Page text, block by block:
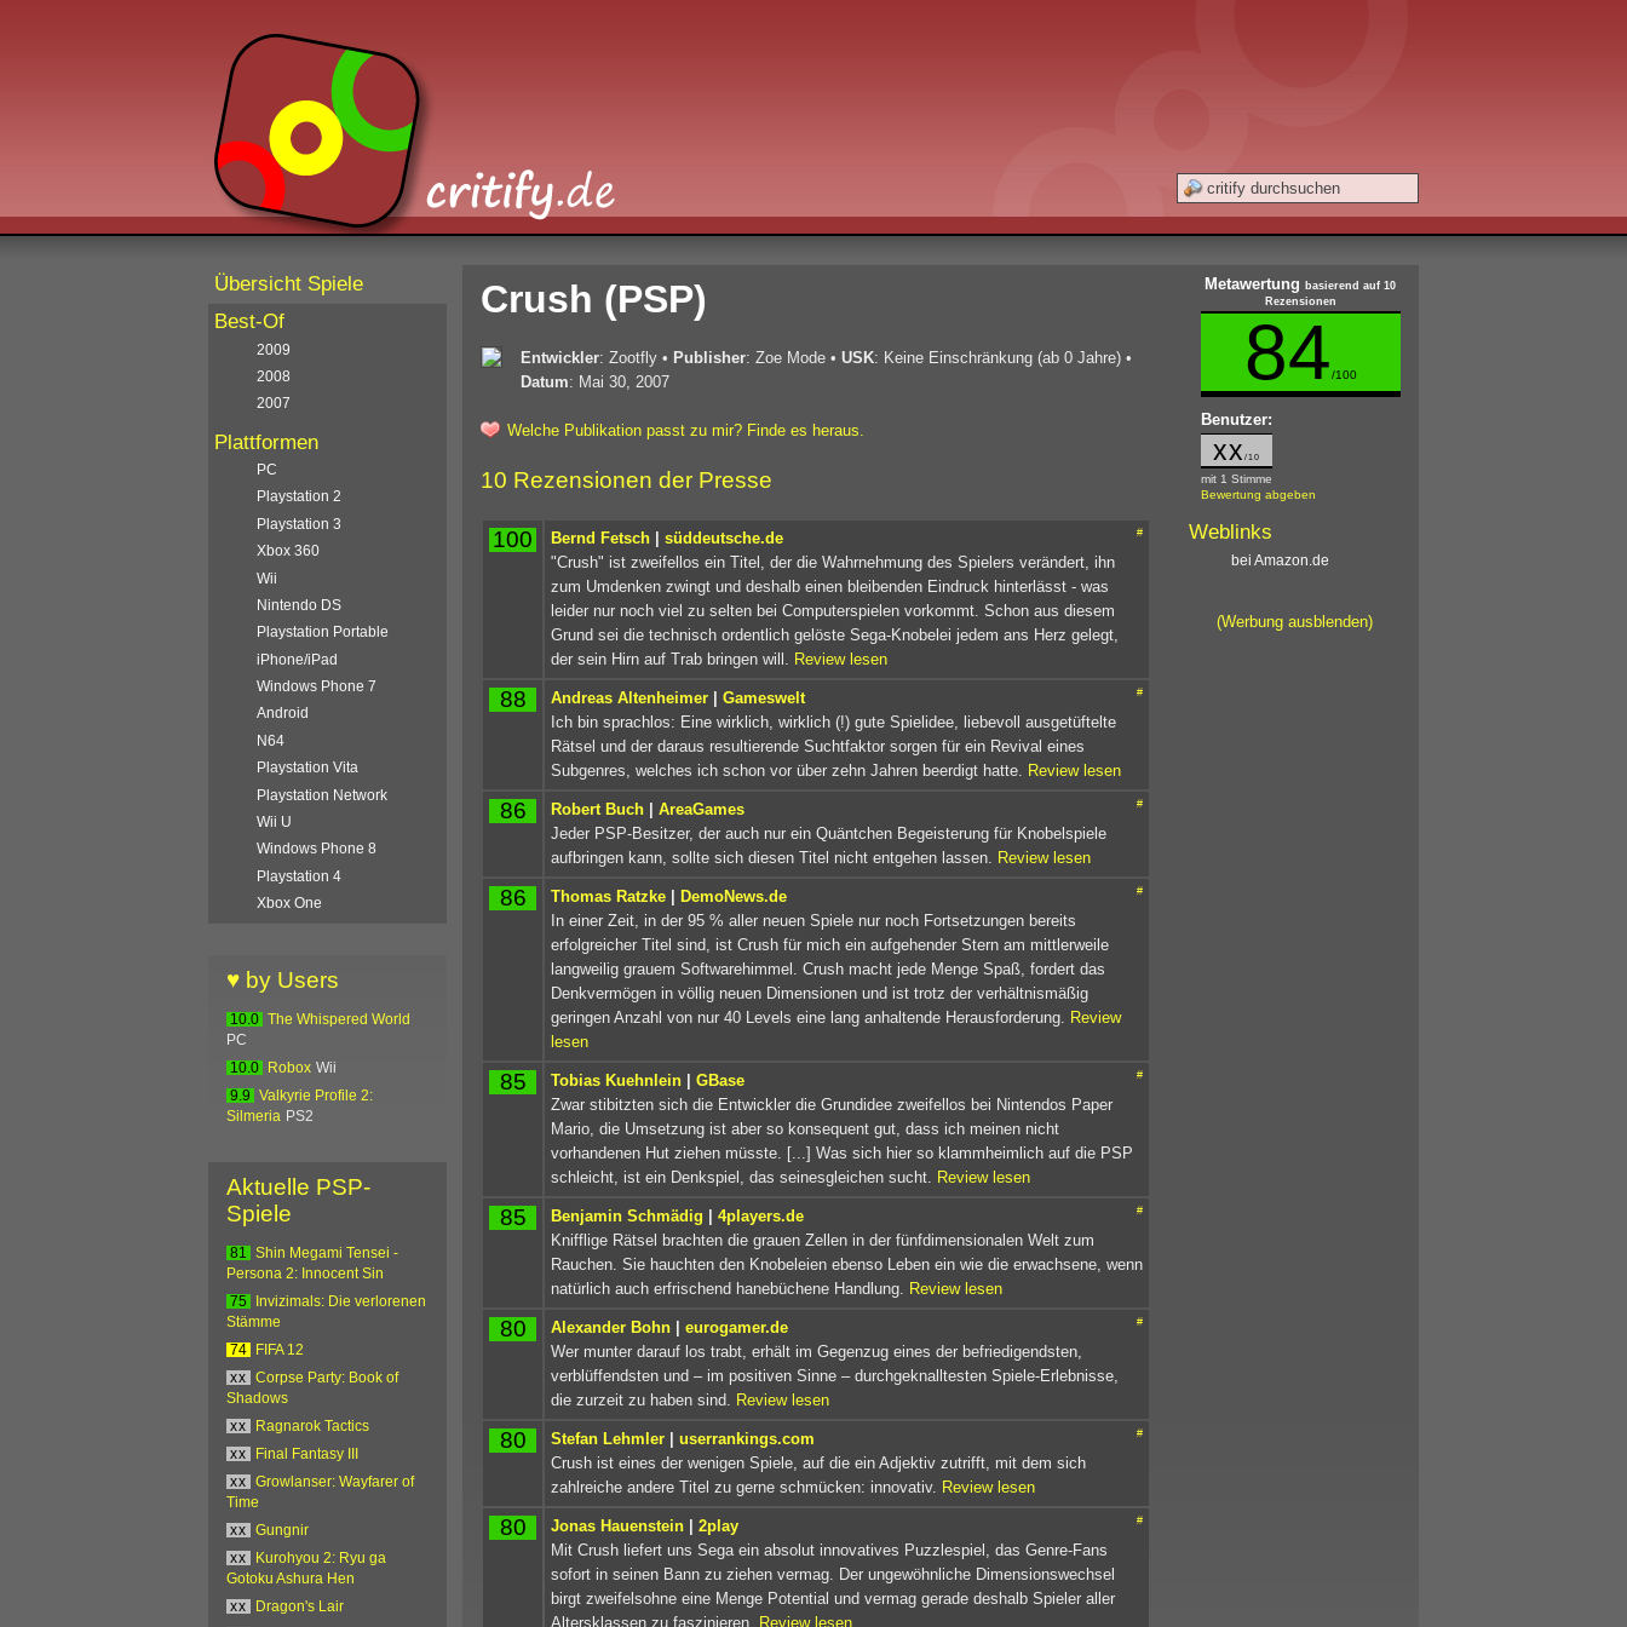
Crush (PSP)
Entwickler: Zootfly • Publisher: Zoe Mode • USK: Keine Einschränkung (ab 0 Jahre) •
Datum: Mai 30, 2007
Welche Publikation passt zu mir? Finde es heraus.
10 Rezensionen der Presse
100 #
Bernd Fetsch | süddeutsche.de
"Crush" ist zweifellos ein Titel, der die Wahrnehmung des Spielers verändert, ihn
zum Umdenken zwingt und deshalb einen bleibenden Eindruck hinterlässt - was
leider nur noch viel zu selten bei Computerspielen vorkommt. Schon aus diesem
Grund sei die technisch ordentlich gelöste Sega-Knobelei jedem ans Herz gelegt,
der sein Hirn auf Trab bringen will.
Review lesen
88 #
Andreas Altenheimer | Gameswelt
Ich bin sprachlos: Eine wirklich, wirklich (!) gute Spielidee, liebevoll ausgetüftelte
Rätsel und der daraus resultierende Suchtfaktor sorgen für ein Revival eines
Subgenres, welches ich schon vor über zehn Jahren beerdigt hatte. Review lesen
86 #
Robert Buch | AreaGames
Jeder PSP-Besitzer, der auch nur ein Quäntchen Begeisterung für Knobelspiele
aufbringen kann, sollte sich diesen Titel nicht entgehen lassen. Review lesen
86 #
Thomas Ratzke | DemoNews.de
In einer Zeit, in der 95 % aller neuen Spiele nur noch Fortsetzungen bereits
erfolgreicher Titel sind, ist Crush für mich ein aufgehender Stern am mittlerweile
langweilig grauem Softwarehimmel. Crush macht jede Menge Spaß, fordert das
Denkvermögen in völlig neuen Dimensionen und ist trotz der verhältnismäßig
geringen Anzahl von nur 40 Levels eine lang anhaltende Herausforderung. Review
lesen
85 #
Tobias Kuehnlein | GBase
Zwar stibitzten sich die Entwickler die Grundidee zweifellos bei Nintendos Paper
Mario, die Umsetzung ist aber so konsequent gut, dass ich meinen nicht
vorhandenen Hut ziehen müsste. [...] Was sich hier so klammheimlich auf die PSP
schleicht, ist ein Denkspiel, das seinesgleichen sucht. Review lesen
85 #
Benjamin Schmädig | 4players.de
Knifflige Rätsel brachten die grauen Zellen in der fünfdimensionalen Welt zum
Rauchen. Sie hauchten den Knobeleien ebenso Leben ein wie die erwachsene, wenn
natürlich auch erfrischend hanebüchene Handlung. Review lesen
80 #
Alexander Bohn | eurogamer.de
Wer munter darauf los trabt, erhält im Gegenzug eines der befriedigendsten,
verblüffendsten und – im positiven Sinne – durchgeknalltesten Spiele-Erlebnisse,
die zurzeit zu haben sind. Review lesen
80 #
Stefan Lehmler | userrankings.com
Crush ist eines der wenigen Spiele, auf die ein Adjektiv zutrifft, mit dem sich
zahlreiche andere Titel zu gerne schmücken: innovativ. Review lesen
80 #
Jonas Hauenstein | 2play
Mit Crush liefert uns Sega ein absolut innovatives Puzzlespiel, das Genre-Fans
sofort in seinen Bann zu ziehen vermag. Der ungewöhnliche Dimensionswechsel
birgt zweifelsohne eine Menge Potential und vermag gerade deshalb Spieler aller
Altersklassen zu faszinieren. Review lesen
Metawertungbasierend auf 10
Rezensionen
84/100
Benutzer:
xx /10
mit 1 Stimme
Bewertung abgeben
Weblinks
bei Amazon.de
(Werbung ausblenden)
Übersicht Spiele
Best-Of
2009
2008
2007
Plattformen
PC
Playstation 2
Playstation 3
Xbox 360
Wii
Nintendo DS
Playstation Portable
iPhone/iPad
Windows Phone 7
Android
N64
Playstation Vita
Playstation Network
Wii U
Windows Phone 8
Playstation 4
Xbox One
♥ by Users
10.0 The Whispered World
PC
10.0
Robox Wii
9.9
Valkyrie Profile 2:
Silmeria PS2
Aktuelle PSP-
Spiele
81
Shin Megami Tensei -
Persona 2: Innocent Sin
75
Invizimals: Die verlorenen
Stämme
74
FIFA 12
xx
Corpse Party: Book of
Shadows
xx
Ragnarok Tactics
xx
Final Fantasy III
xx
Growlanser: Wayfarer of
Time
xx
Gungnir
xx
Kurohyou 2: Ryu ga
Gotoku Ashura Hen
xx
Dragon's Lair